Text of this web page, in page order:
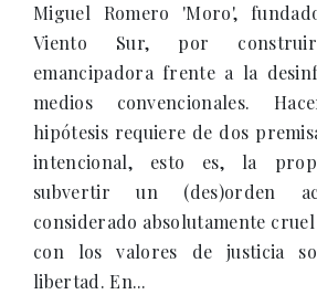
Miguel Romero 'Moro',
Viento Sur, por construir
emancipadora frente a la
medios convencionales.
hipótesis requiere de dos
intencional, esto es, la
subvertir un (des)orden
considerado absolutamente
con los valores de justicia
libertad. En...